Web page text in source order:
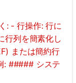
: - 行操作: 行に
行列を簡素化し
または簡約行
: ##### システ